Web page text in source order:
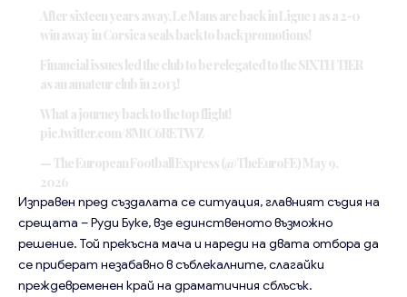
After sixteen years away, Le Mans are back in Ligue 1 as a 2-0
win away in Corsica seals back to back promotions!
Financial issues led the club to be relegated to the SIXTH TIER
as an amateur club in 2013!
What a journey back to the top flight!
pic.twitter.com/8MtC6RETWZ
— The European Football Express (@TheEuroFE)May 9,
2026
Изправен пред създалата се ситуация, главният съдия на
срещата – Руди Буке, взе единственото възможно
решение. Той прекъсна мача и нареди на двата отбора да
се приберат незабавно в съблекалните, слагайки
преждевременен край на драматичния сблъсък.